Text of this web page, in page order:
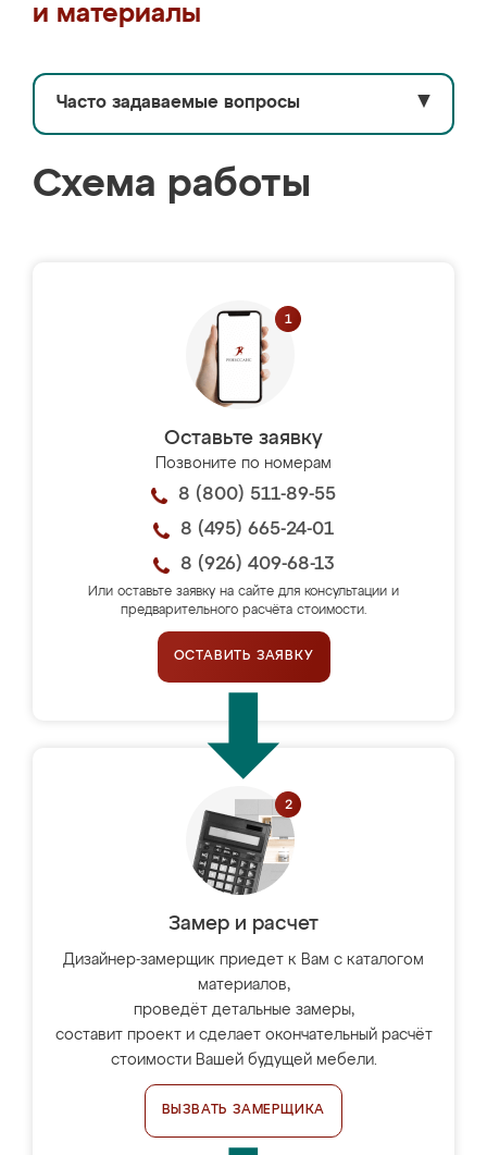
и материалы
Часто задаваемые вопросы ▼
Схема работы
Оставьте заявку
Позвоните по номерам
8 (800) 511-89-55
8 (495) 665-24-01
8 (926) 409-68-13
Или оставьте заявку на сайте для консультации и
предварительного расчёта стоимости.
ОСТАВИТЬ ЗАЯВКУ
Замер и расчет
Дизайнер-замерщик приедет к Вам с каталогом
материалов,
проведёт детальные замеры,
составит проект и сделает окончательный расчёт
стоимости Вашей будущей мебели.
ВЫЗВАТЬ ЗАМЕРЩИКА